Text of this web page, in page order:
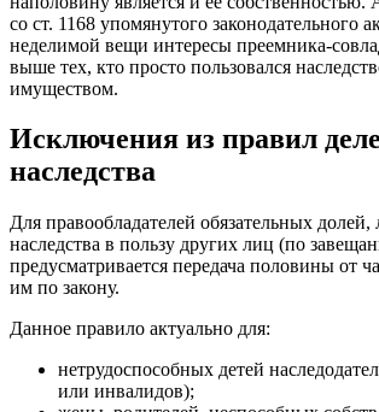
со ст. 1168 упомянутого законодательного
неделимой вещи интересы преемника-
выше тех, кто просто пользовался
имуществом.
Исключения из правил
наследства
Для правообладателей обязательных
наследства в пользу других лиц (по
предусматривается передача половины от
им по закону.
Данное правило актуально для:
нетрудоспособных детей
или инвалидов);